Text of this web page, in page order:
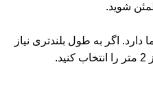
شوید.
اگر به طول بلندتری نیاز